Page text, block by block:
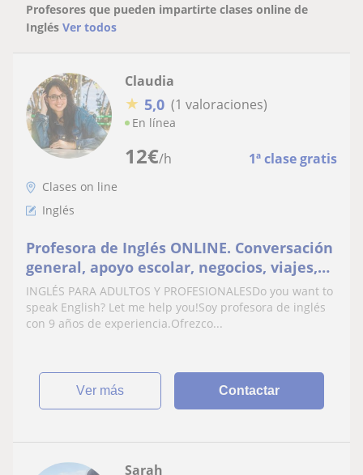
Profesores que pueden impartirte clases online de
Inglés Ver todos
12€/h 1ª clase gratis
Claudia
★ 5,0 (1 valoraciones)
En línea
Clases on line
Inglés
Profesora de Inglés ONLINE. Conversación
general, apoyo escolar, negocios, viajes,
cultura
INGLÉS PARA ADULTOS Y PROFESIONALESDo you want to
speak English? Let me help you!Soy profesora de inglés
con 9 años de experiencia.Ofrezco...
ver más Contactar
Sarah